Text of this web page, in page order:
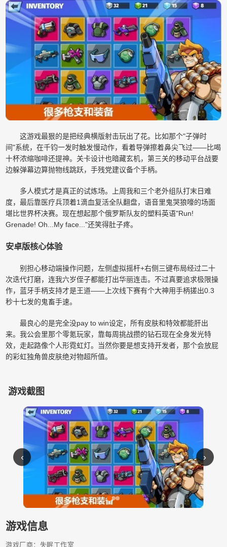
这游戏最狠的是把经典横版射击玩出了花。比如那个"子弹时
间"系统，在千钧一发时触发慢动作，看着导弹擦着鼻尖飞过——比喝
十杯浓缩咖啡还提神。关卡设计也暗藏玄机，第三关的移动平台战要
边躲弹幕边算抛物线跳跃，手残党建议备个手柄。
多人模式才是真正的试炼场。上周我和三个老外组队打末日难
度，最后靠医疗兵顶着1滴血复活全队翻盘，语音里鬼哭狼嚎的场面
堪比世界杯决赛。现在想起那个俄罗斯队友的塑料英语"Run!
Grenade! Oh...My face..."还笑得肚子疼。
安卓版核心体验
别担心移动端操作问题，左侧虚拟摇杆+右侧三键布局经过二十
次迭代打磨，连我六岁侄子都能打出华丽连击。不过真要追求极限操
作，蓝牙手柄支持才是王道——上次线下赛有个大神用手柄搓出0.3
秒十七发的鬼畜手速。
最良心的是完全没pay to win设定，所有皮肤和特效都能肝出
来。我公会里那个零氪玩家，靠每周挑战攒的钻石现在全身发光特
效，走起路像个人形霓虹灯。当然你要是想支持开发者，那个会放屁
的彩虹独角兽皮肤绝对物超所值。
游戏截图
‹ ›
游戏信息
游戏厂商：失眠工作室